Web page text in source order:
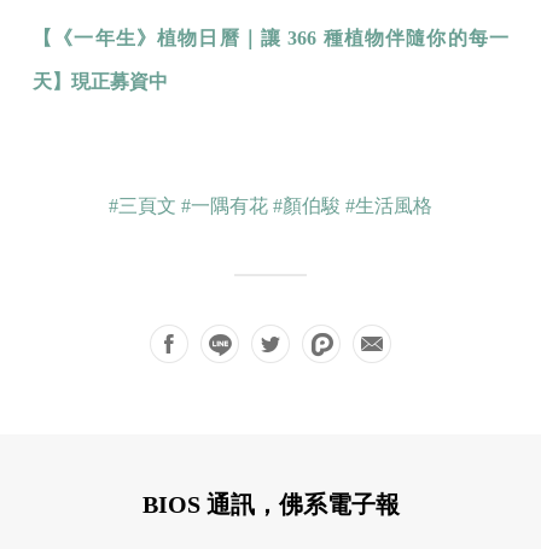
【《一年生》植物日曆｜讓 366 種植物伴隨你的每一
天】現正募資中
#三頁文 #一隅有花 #顏伯駿 #生活風格
BIOS 通訊，佛系電子報